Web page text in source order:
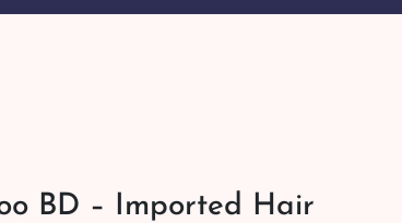
BD – Imported Hair